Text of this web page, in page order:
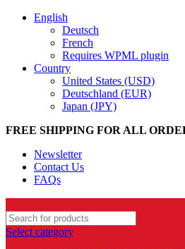
English
Deutsch
French
Requires WPML plugin
Country
United States (USD)
Deutschland (EUR)
Japan (JPY)
FREE SHIPPING FOR ALL
Newsletter
Contact Us
FAQs
Select category